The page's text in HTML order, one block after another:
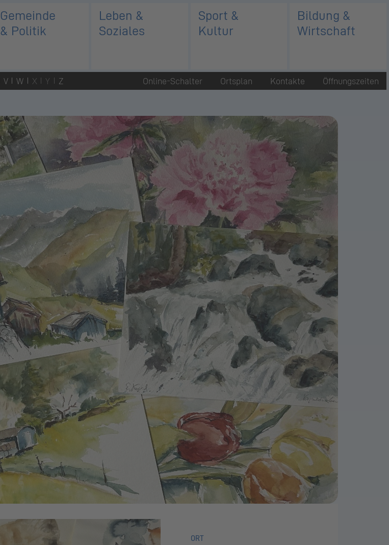
Gemeinde
& Politik
Leben &
Soziales
Sport &
Kultur
Bildung &
Wirtschaft
V W X Y Z Online-Schalter Ortsplan Kontakte Öffnungszeiten
ORT